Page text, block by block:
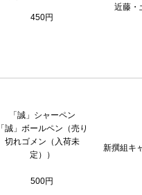
450円
近藤・
「誠」シャーペン
「誠」ボールペン（売り
切れゴメン（入荷未
定））
500円
新撰組キ